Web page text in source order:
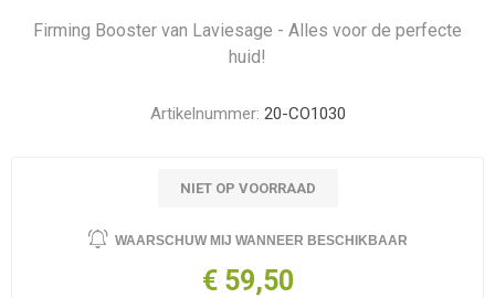
Firming Booster van Laviesage - Alles voor de perfecte
huid!
Artikelnummer: 20-CO1030
NIET OP VOORRAAD
WAARSCHUW MIJ WANNEER BESCHIKBAAR
€ 59,50